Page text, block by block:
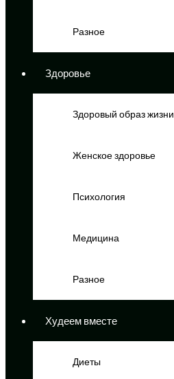
Разное
Здоровье
Здоровый образ жизни
Женское здоровье
Психология
Медицина
Разное
Худеем вместе
Диеты